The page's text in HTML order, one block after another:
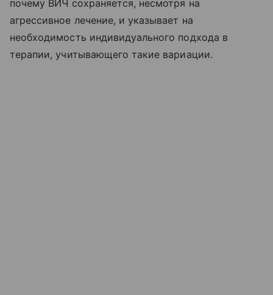
почему ВИЧ сохраняется, несмотря на
агрессивное лечение, и указывает на
необходимость индивидуального подхода в
терапии, учитывающего такие вариации.